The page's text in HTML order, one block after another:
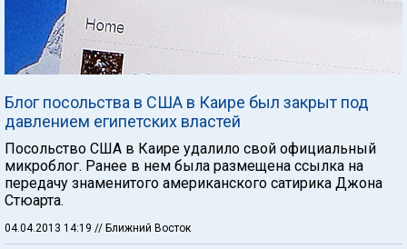
Блог посольства в США в Каире был закрыт под
давлением египетских властей
Посольство США в Каире удалило свой официальный
микроблог. Ранее в нем была размещена ссылка на
передачу знаменитого американского сатирика Джона
Стюарта.
04.04.2013 14:19 // Ближний Восток